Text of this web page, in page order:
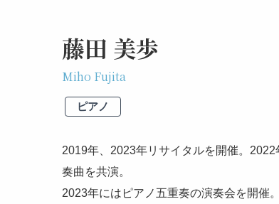
第21回〜第
藤田 美歩
Miho Fujita
ピアノ
2019年、2023年リサイタルを開催。
奏曲を共演。
2023年にはピアノ五重奏の演奏会を開催。